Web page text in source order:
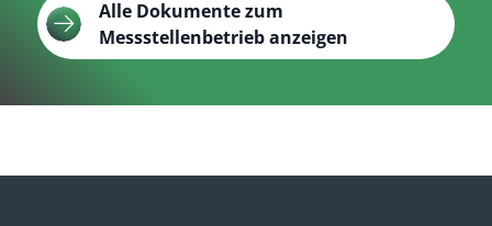
Alle Dokumente zum
Messstellenbetrieb anzeigen